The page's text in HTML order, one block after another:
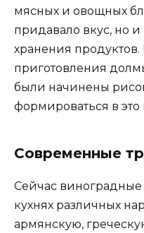
мясных и овощных
придавало вкус, но
хранения
приготовления
были начинены
формироваться в это
Современные
Сейчас
кухнях различных
армянскую,